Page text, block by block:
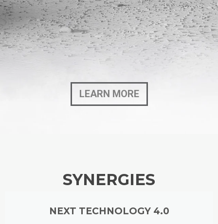
LEARN MORE
SYNERGIES
NEXT TECHNOLOGY 4.0